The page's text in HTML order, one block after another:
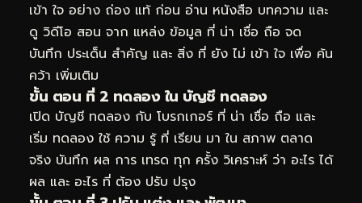
เข้า ใจ อย่าง ถ่อง แท้ ก่อน อ่าน หนังสือ บทความ และ
ดู วิดีโอ สอน จาก แหล่ง ข้อมูล ที่ น่า เชื่อ ถือ จด
บันทึก ประเด็น สำคัญ และ สิ่ง ที่ ยัง ไม่ เข้า ใจ เพื่อ ค้น
คว้า เพิ่มเติม
ขั้น ตอน ที่ 2 ทดลอง ใน บัญชี ทดลอง
เปิด บัญชี ทดลอง กับ โบรกเกอร์ ที่ น่า เชื่อ ถือ และ
เริ่ม ทดลอง ใช้ ความ รู้ ที่ เรียน มา ใน สภาพ ตลาด
จริง บันทึก ผล การ เทรด ทุก ครั้ง วิเคราะห์ ว่า อะไร ได้
ผล และ อะไร ที่ ต้อง ปรับ ปรุง